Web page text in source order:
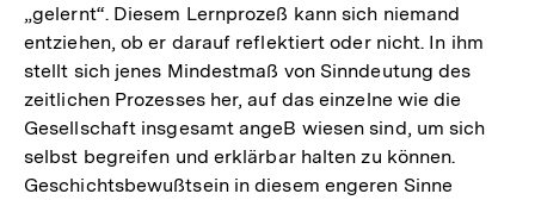
„gelernt“. Diesem Lernprozeß kann sich niemand
entziehen, ob er darauf reflektiert oder nicht. In ihm
stellt sich jenes Mindestmaß von Sinndeutung des
zeitlichen Prozesses her, auf das einzelne wie die
Gesellschaft insgesamt angeB wiesen sind, um sich
selbst begreifen und erklärbar halten zu können.
Geschichtsbewußtsein in diesem engeren Sinne